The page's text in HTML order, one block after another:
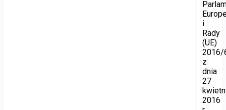
i
Rady
(UE)
2016/
z
dnia
27
2016